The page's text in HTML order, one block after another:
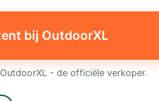
bij OutdoorXL
- de officiële verkoper.